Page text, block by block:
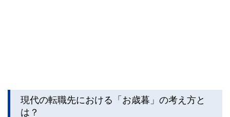
現代の転職先における「お歳暮」の考え方と
は？